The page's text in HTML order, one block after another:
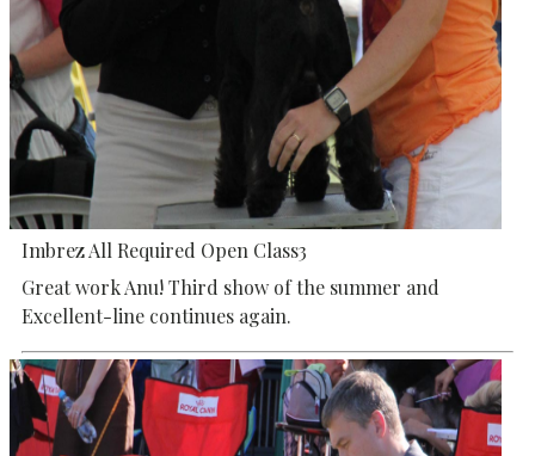
Imbrez All Required Open Class3
Great work Anu! Third show of the summer and
Excellent-line continues again.